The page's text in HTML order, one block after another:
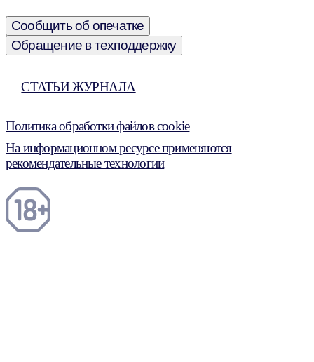
Сообщить об опечатке
Обращение в техподдержку
СТАТЬИ ЖУРНАЛА
Политика обработки файлов cookie
На информационном ресурсе применяются
рекомендательные технологии